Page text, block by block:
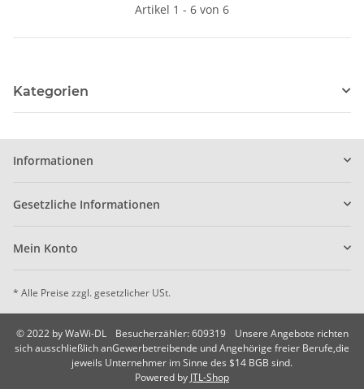
Artikel 1 - 6 von 6
Kategorien
Informationen
Gesetzliche Informationen
Mein Konto
* Alle Preise zzgl. gesetzlicher USt.
© 2022 by WaWi-DL Besucherzähler: 609319
Unsere Angebote richten
sich ausschließlich anGewerbetreibende und Angehörige freier Berufe,die
jeweils Unternehmer im Sinne des $14 BGB sind.
Powered by JTL-Shop